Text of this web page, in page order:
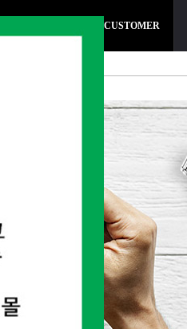
CUSTOMER